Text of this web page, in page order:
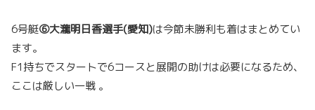
6号艇⑥大瀧明日香選手(愛知)は今節未勝利も着はまとめてい
ます。
F1持ちでスタートで6コースと展開の助けは必要になるため、
ここは厳しい一戦 。